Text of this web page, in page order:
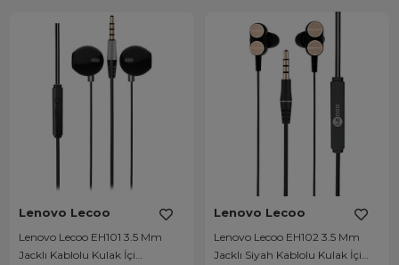
Lenovo Lecoo
Lenovo Lecoo EH101 3.5 Mm
Jacklı Kablolu Kulak İçi
Lenovo Lecoo
Lenovo Lecoo EH102 3.5 Mm
Jacklı Siyah Kablolu Kulak İçi